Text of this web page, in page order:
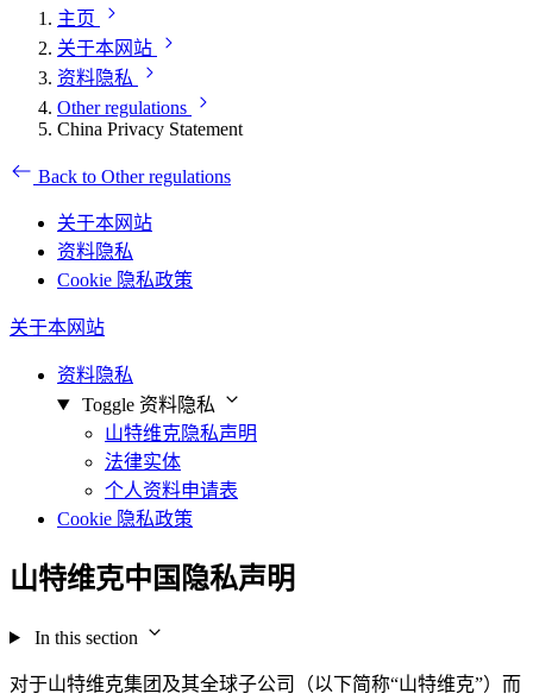
主页
关于本网站
资料隐私
Other regulations
China Privacy Statement
Back to Other regulations
关于本网站
资料隐私
Cookie 隐私政策
关于本网站
资料隐私
Toggle 资料隐私
山特维克隐私声明
法律实体
个人资料申请表
Cookie 隐私政策
山特维克中国隐私声明
In this section
对于山特维克集团及其全球子公司（以下简称“山特维克”）而